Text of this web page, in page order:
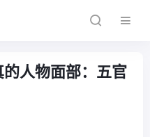
人物面部：五官